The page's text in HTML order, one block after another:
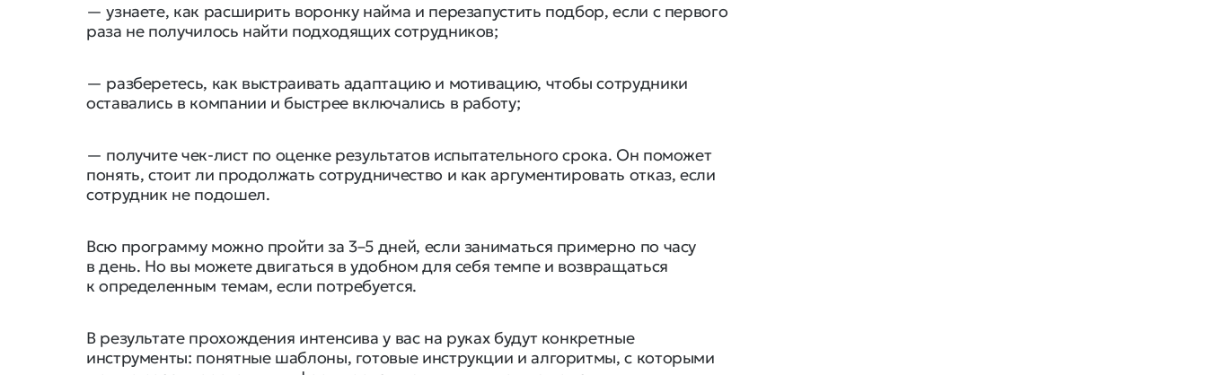
— узнаете, как расширить воронку найма и перезапустить подбор, если с первого
раза не получилось найти подходящих сотрудников;
— разберетесь, как выстраивать адаптацию и мотивацию, чтобы сотрудники
оставались в компании и быстрее включались в работу;
— получите чек-лист по оценке результатов испытательного срока. Он поможет
понять, стоит ли продолжать сотрудничество и как аргументировать отказ, если
сотрудник не подошел.
Всю программу можно пройти за 3–5 дней, если заниматься примерно по часу
в день. Но вы можете двигаться в удобном для себя темпе и возвращаться
к определенным темам, если потребуется.
В результате прохождения интенсива у вас на руках будут конкретные
инструменты: понятные шаблоны, готовые инструкции и алгоритмы, с которыми